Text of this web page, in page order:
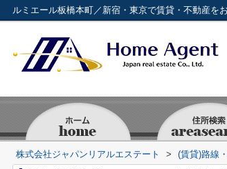
ルミエール板橋本町／新宿・東京で賃貸・不動産を
株式会社ジャパンリアルエステート > (賃貸)路線